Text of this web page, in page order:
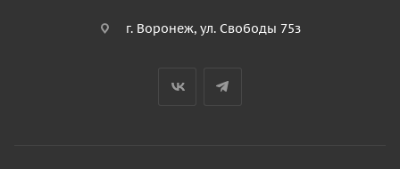
г. Воронеж, ул. Свободы 75з